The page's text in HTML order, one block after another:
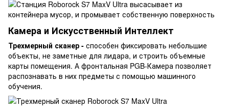
Камера и Искусственный Интеллект
Трехмерный сканер - способен фиксировать небольшие
объекты, не заметные для лидара, и строить объемные
карты помещения. А фронтальная PGB-Камера позволяет
распознавать в них предметы с помощью машинного
обучения.